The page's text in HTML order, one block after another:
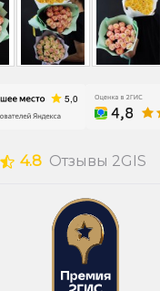
4.8 Отзывы 2GIS